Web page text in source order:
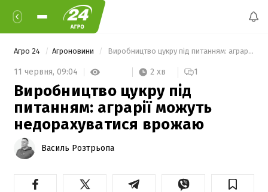
Агро 24 Агроновини Виробництво цукру під питанням: аграрії можуть недорахуватися врожаю
11 червня, 09:04 2 хв 1
Виробництво цукру під
питанням: аграрії можуть
недорахуватися врожаю
Василь Розтрьопа